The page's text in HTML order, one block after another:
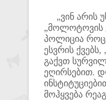
„ვინ არის
„მოლოტოვის
პოლიცია
ესვრის
გაქვთ
ეღირსებით.
მოჰყვება